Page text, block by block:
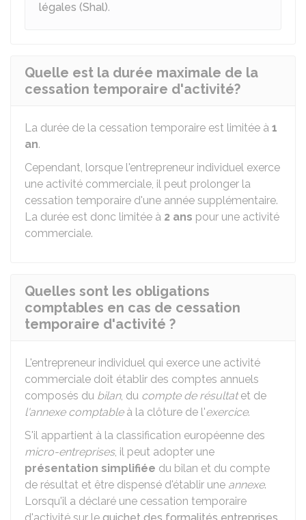
légales (Shal).
Quelle est la durée maximale de la
cessation temporaire d'activité?
La durée de la cessation temporaire est limitée à 1
an.
Cependant, lorsque l'entrepreneur individuel exerce
une activité commerciale, il peut prolonger la
cessation temporaire d'une année supplémentaire.
La durée est donc limitée à 2 ans pour une activité
commerciale.
Quelles sont les obligations
comptables en cas de cessation
temporaire d'activité ?
L'entrepreneur individuel qui exerce une activité
commerciale doit établir des comptes annuels
composés du bilan, du compte de résultatet de
l'annexe comptableà la clôture de l'exercice.
S'il appartient à la classification européenne des
micro-entreprises, il peut adopter une
présentation simplifiée du bilan et du compte
de résultat et être dispensé d'établir une annexe.
Lorsqu'il a déclaré une cessation temporaire